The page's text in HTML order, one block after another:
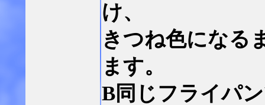
け、
きつね色になる
ます。
B同じフライパ